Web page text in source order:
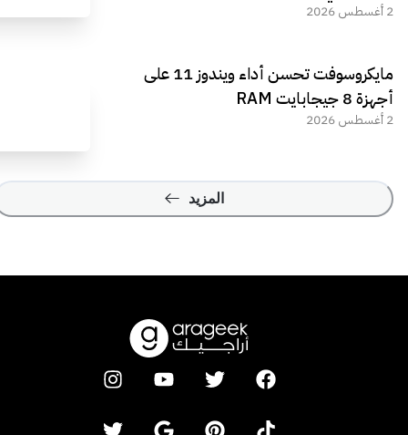
2 أغسطس 2026
مايكروسوفت تحسن أداء ويندوز 11 على
أجهزة 8 جيجابايت RAM
2 أغسطس 2026
المزيد